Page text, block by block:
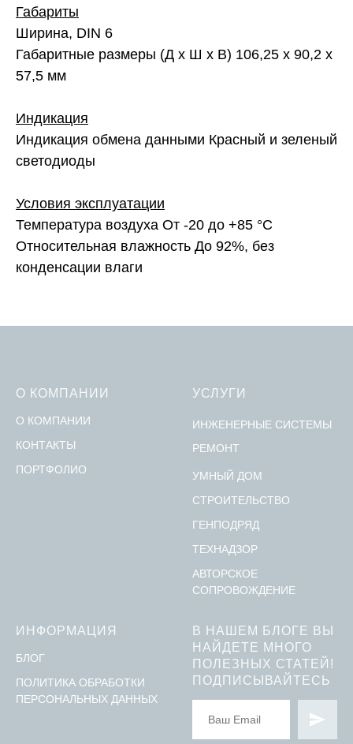
Габариты
Ширина, DIN 6
Габаритные размеры (Д x Ш х В) 106,25 x 90,2 x
57,5 мм
Индикация
Индикация обмена данными Красный и зеленый
светодиоды
Условия эксплуатации
Температура воздуха От -20 до +85 °С
Относительная влажность До 92%, без
конденсации влаги
О КОМПАНИИ
О КОМПАНИИ
КОНТАКТЫ
ПОРТФОЛИО
УСЛУГИ
ИНЖЕНЕРНЫЕ СИСТЕМЫ
РЕМОНТ
УМНЫЙ ДОМ
СТРОИТЕЛЬСТВО
ГЕНПОДРЯД
ТЕХНАДЗОР
АВТОРСКОЕ
СОПРОВОЖДЕНИЕ
ИНФОРМАЦИЯ
БЛОГ
ПОЛИТИКА ОБРАБОТКИ
ПЕРСОНАЛЬНЫХ ДАННЫХ
В НАШЕМ БЛОГЕ ВЫ
НАЙДЕТЕ МНОГО
ПОЛЕЗНЫХ СТАТЕЙ!
ПОДПИСЫВАЙТЕСЬ